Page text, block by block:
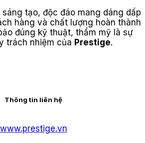
tạo, độc đáo mang dáng dấp
hàng và chất lượng hoàn thành
đúng kỹ thuật, thẩm mỹ là sự
trách nhiệm của Prestige.
Thông tin liên hệ
www.prestige.vn